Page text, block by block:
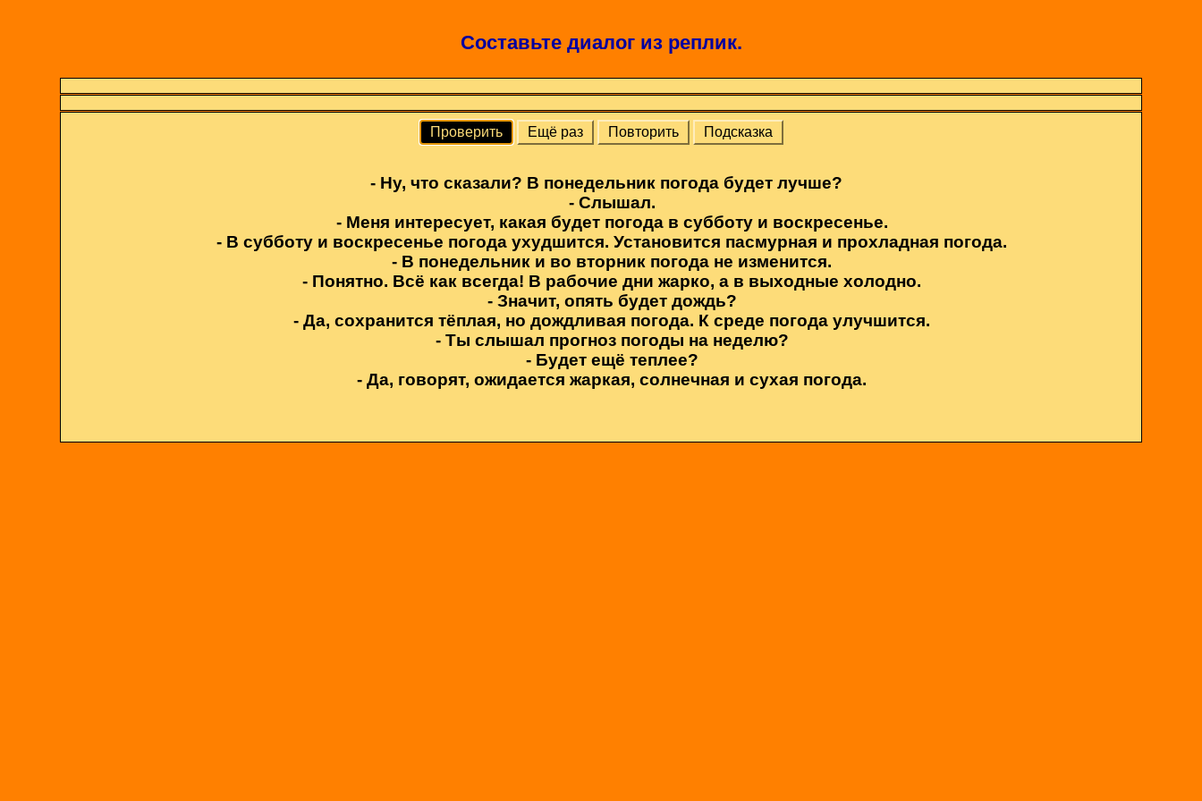
Составьте диалог из реплик.
Проверить Ещё раз Повторить Подсказка
- Ну, что сказали? В понедельник погода будет лучше?
- Слышал.
- Меня интересует, какая будет погода в субботу и воскресенье.
- В субботу и воскресенье погода ухудшится. Установится пасмурная и прохладная погода.
- В понедельник и во вторник погода не изменится.
- Понятно. Всё как всегда! В рабочие дни жарко, а в выходные холодно.
- Значит, опять будет дождь?
- Да, сохранится тёплая, но дождливая погода. К среде погода улучшится.
- Ты слышал прогноз погоды на неделю?
- Будет ещё теплее?
- Да, говорят, ожидается жаркая, солнечная и сухая погода.